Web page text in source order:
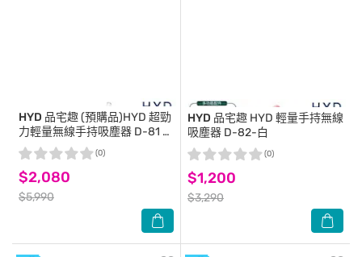
HYD 品宅趣(預購品)HYD 超勁
力輕量無線手持吸塵器 D-81 白
色
$2,080
$5,990
(0)
HYD 品宅趣 HYD 輕量手持無線
吸塵器 D-82-白
$1,200
$3,290
(0)